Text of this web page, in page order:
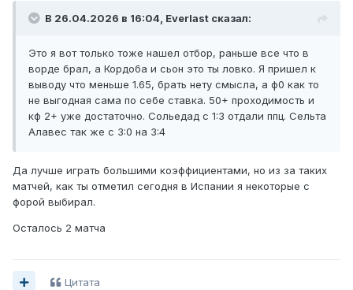
В 26.04.2026 в 16:04, Everlast сказал:
Это я вот только тоже нашел отбор, раньше все что в
ворде брал, а Кордоба и сьон это ты ловко. Я пришел к
выводу что меньше 1.65, брать нету смысла, а ф0 как то
не выгодная сама по себе ставка. 50+ проходимость и
кф 2+ уже достаточно. Сольедад с 1:3 отдали ппц. Сельта
Алавес так же с 3:0 на 3:4
Да лучше играть большими коэффициентами, но из за таких
матчей, как ты отметил сегодня в Испании я некоторые с
форой выбирал.
Осталось 2 матча
Цитата